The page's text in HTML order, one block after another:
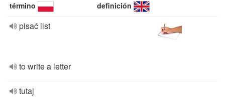
término definición
pisać list
to write a letter
tutaj